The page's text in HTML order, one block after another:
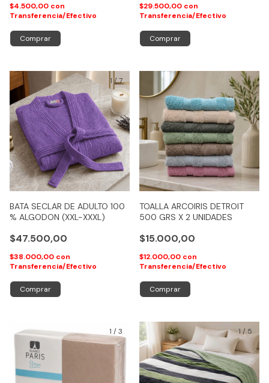
$4.500,00 con
Transferencia/Efectivo
$29.500,00 con
Transferencia/Efectivo
Comprar
1 /7
BATA SECLAR DE ADULTO 100
% ALGODON (XXL-XXXL)
$47.500,00
$38.000,00 con
Transferencia/Efectivo
Comprar
TOALLA ARCOIRIS DETROIT
500 GRS X 2 UNIDADES
$15.000,00
$12.000,00 con
Transferencia/Efectivo
1 /3 1 / 5